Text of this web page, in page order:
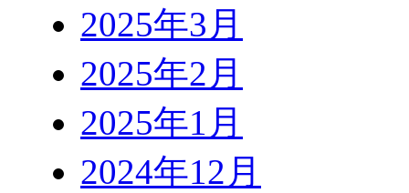
2025年3月
2025年2月
2025年1月
2024年12月